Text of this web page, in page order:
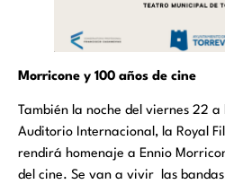
Morricone y 100 años de cine
También la noche del viernes 22
Auditorio Internacional, la Royal
rendirá homenaje a Ennio
del cine. Se van a vivir las bandas